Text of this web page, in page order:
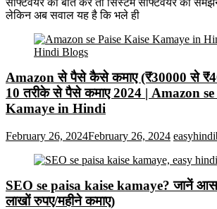
सॉफ्टवेयर की बात करें तो सिस्टम सॉफ्टवेयर को
लेकिन अब सवाल यह है कि भले ही
Amazon से पैसे कैसे कमाए (₹30000 से
10 तरीके से पैसे कमाए 2024 | Amazon
Kamaye in Hindi
February 26, 2024February 26, 2024
SEO se paisa kaise kamaye? जानें
लाखों रुपए/महीने कमाए)